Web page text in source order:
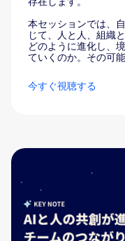
本セッションでは、
じて、人と人、組織
どのように進化し、
ていくのか。その可
今すぐ視聴する